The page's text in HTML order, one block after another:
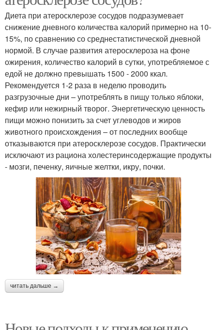
Диета при атеросклерозе сосудов подразумевает
снижение дневного количества калорий примерно на 10-
15%, по сравнению со среднестатистической дневной
нормой. В случае развития атеросклероза на фоне
ожирения, количество калорий в сутки, употребляемое с
едой не должно превышать 1500 - 2000 ккал.
Рекомендуется 1-2 раза в неделю проводить
разгрузочные дни – употреблять в пищу только яблоки,
кефир или нежирный творог. Энергетическую ценность
пищи можно понизить за счет углеводов и жиров
животного происхождения – от последних вообще
отказываются при атеросклерозе сосудов. Практически
исключают из рациона холестеринсодержащие продукты
- мозги, печенку, яичные желтки, икру, почки.
читать дальше →